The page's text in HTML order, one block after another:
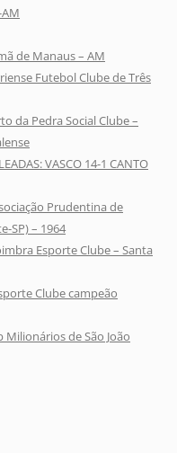
de Manaus – AM
Futebol Clube de Três
da Pedra Social Clube –
VASCO 14-1 CANTO
Prudentina de
SP) – 1964
Esporte Clube – Santa
Clube campeão
Milionários de São João